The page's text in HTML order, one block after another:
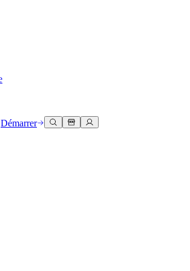
3D pour n'importe quelle plateforme
avec votre équipe
des projets 3D en temps réel
des environnements immersifs
interactives 3D
et suivi des problèmes
à venir
et locaux
Unity
Unity gratuitement
avec des formateurs Unity
?
Unity
plus rapidement avec un support expert
courantes
notre équipe
Démarrer